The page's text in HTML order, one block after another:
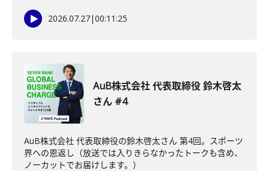
2026.07.27|00:11:25
AuB株式会社 代表取締役 鈴木啓太
さん #4
AuB株式会社 代表取締役の鈴木啓太さん 第4回。スポーツ
界への恩返し（放送では入りきらなかったトークも含め、
ノーカットでお届けします。）